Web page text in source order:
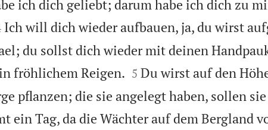
ich dich geliebt; darum habe ich dich zu
Ich will dich wieder aufbauen, ja, du wirst
du sollst dich wieder mit deinen
fröhlichem Reigen.
5 Du wirst auf den
pflanzen; die sie angelegt haben, sollen
ein Tag, da die Wächter auf dem Bergland